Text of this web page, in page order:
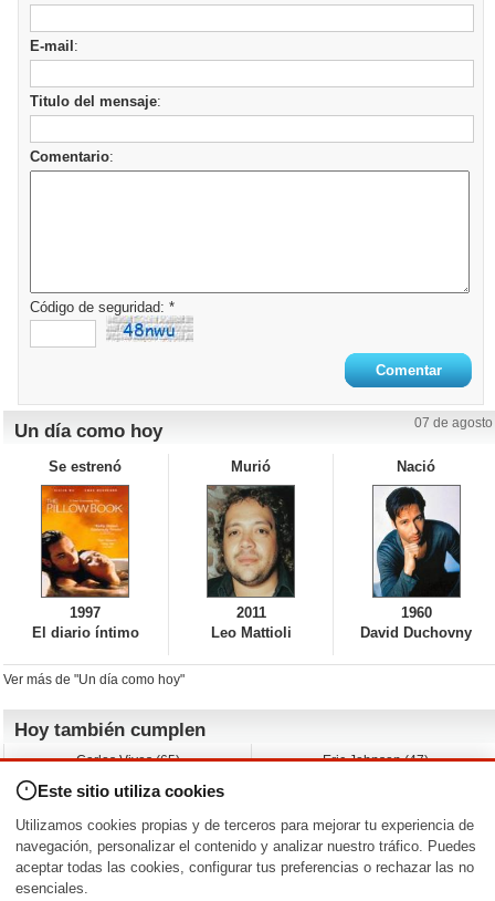
E-mail :
Titulo del mensaje:
Comentario:
Código de seguridad: *
Un día como hoy 07 de agosto
Se estrenó
1997
El diario íntimo
Murió
2011
Leo Mattioli
Nació
1960
David Duchovny
Ver más de "Un día como hoy"
Hoy también cumplen
Carlos Vives (65)
Nicholas Ray (-)
Charlize Theron (51)
Maggie Wheeler (65)
Eric Johnson (47)
Wayne Knight (71)
Michael Shannon (52)
Nacimientos y estrenos en la fecha
Este sitio utiliza cookies
Utilizamos cookies propias y de terceros para mejorar tu experiencia de
navegación, personalizar el contenido y analizar nuestro tráfico. Puedes
aceptar todas las cookies, configurar tus preferencias o rechazar las no
esenciales.